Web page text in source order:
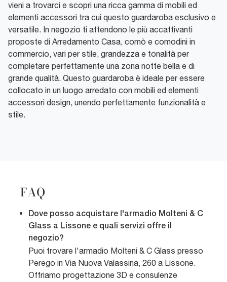
vieni a trovarci e scopri una ricca gamma di mobili ed
elementi accessori tra cui questo guardaroba esclusivo e
versatile. In negozio ti attendono le più accattivanti
proposte di Arredamento Casa, comò e comodini in
commercio, vari per stile, grandezza e tonalità per
completare perfettamente una zona notte bella e di
grande qualità. Questo guardaroba è ideale per essere
collocato in un luogo arredato con mobili ed elementi
accessori design, unendo perfettamente funzionalità e
stile.
FAQ
Dove posso acquistare l'armadio Molteni & C
Glass a Lissone e quali servizi offre il
negozio?
Puoi trovare l'armadio Molteni & C Glass presso
Perego in Via Nuova Valassina, 260 a Lissone.
Offriamo progettazione 3D e consulenze